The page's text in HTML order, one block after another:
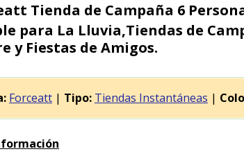
Tienda de Campaña 6
para La Lluvia,Tiendas de
y Fiestas de Amigos.
Forceatt | Tipo: Tiendas Instantáneas |